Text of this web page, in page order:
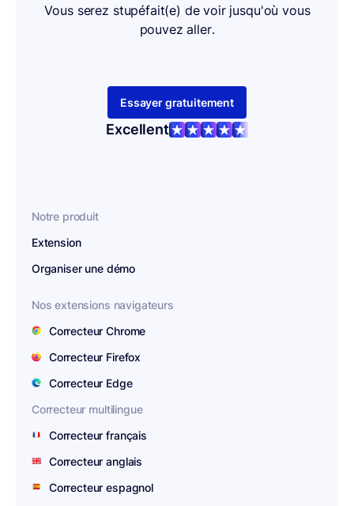
Vous serez stupéfait(e) de voir jusqu'où vous
pouvez aller.
Essayer gratuitement
Excellent
Notre produit
Extension
Organiser une démo
Nos extensions navigateurs
Correcteur Chrome
Correcteur Firefox
Correcteur Edge
Correcteur multilingue
Correcteur français
Correcteur anglais
Correcteur espagnol